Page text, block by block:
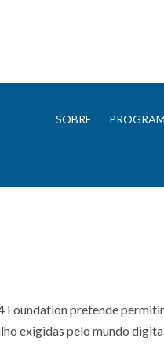
SOBRE
pretende
exigidas pelo mundo